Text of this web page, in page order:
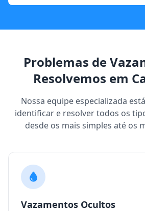
Problemas de
Resolvemos em
Nossa equipe especializada
identificar e resolver todos os
desde os mais simples até os
Vazamentos Ocultos